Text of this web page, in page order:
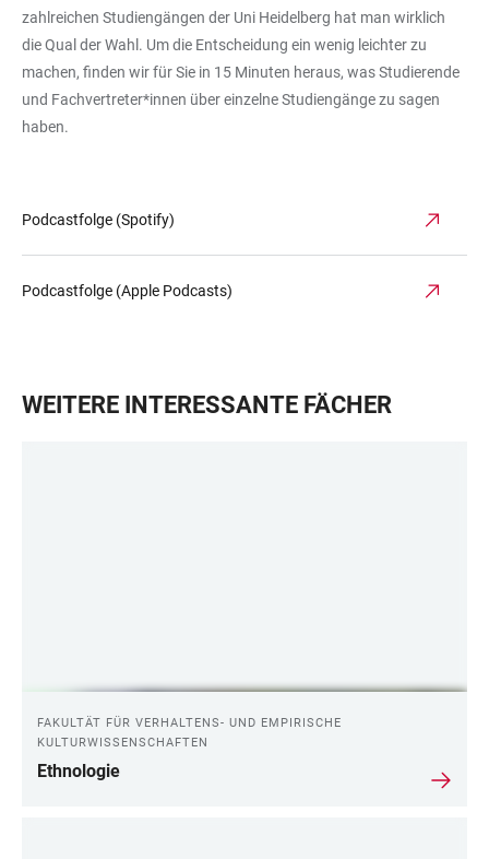
zahlreichen Studiengängen der Uni Heidelberg hat man wirklich
die Qual der Wahl. Um die Entscheidung ein wenig leichter zu
machen, finden wir für Sie in 15 Minuten heraus, was Studierende
und Fachvertreter*innen über einzelne Studiengänge zu sagen
haben.
Podcastfolge (Spotify)
Podcastfolge (Apple Podcasts)
WEITERE INTERESSANTE FÄCHER
FAKULTÄT FÜR VERHALTENS- UND EMPIRISCHE
KULTURWISSENSCHAFTEN
Ethnologie